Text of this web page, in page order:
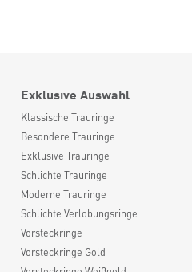
Exklusive Auswahl
Klassische Trauringe
Besondere Trauringe
Exklusive Trauringe
Schlichte Trauringe
Moderne Trauringe
Schlichte Verlobungsringe
Vorsteckringe
Vorsteckringe Gold